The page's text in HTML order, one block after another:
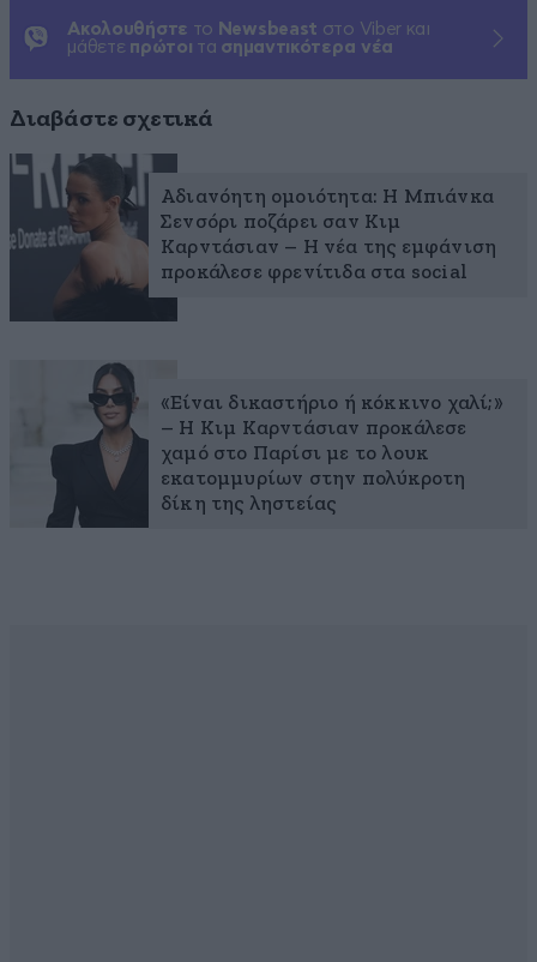
Ακολουθήστε το Newsbeast στο Viber και
μάθετε πρώτοι τα σημαντικότερα νέα
Διαβάστε σχετικά
Αδιανόητη ομοιότητα: Η Μπιάνκα
Σενσόρι ποζάρει σαν Κιμ
Καρντάσιαν – Η νέα της εμφάνιση
προκάλεσε φρενίτιδα στα social
«Είναι δικαστήριο ή κόκκινο χαλί;»
– Η Κιμ Καρντάσιαν προκάλεσε
χαμό στο Παρίσι με το λουκ
εκατομμυρίων στην πολύκροτη
δίκη της ληστείας